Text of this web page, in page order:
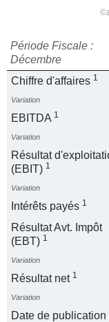
Période Fiscale :
Décembre
Chiffre d'affaires 1
Variation
EBITDA 1
Variation
Résultat
(EBIT) 1
Variation
Intérêts payés 1
Résultat Avt. Impôt
(EBT) 1
Variation
Résultat net 1
Variation
Date de publication